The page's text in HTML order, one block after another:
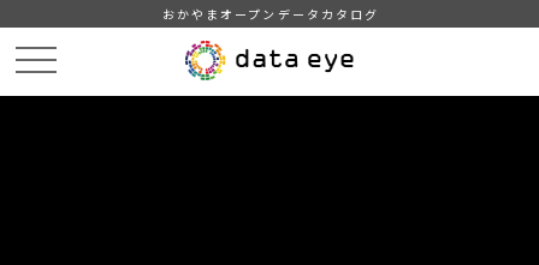
おかやまオープンデータカタログ